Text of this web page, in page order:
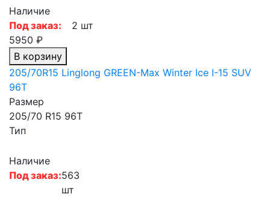
Наличие
Под заказ:
2 шт
5950 ₽
В корзину
205/70R15 Linglong GREEN-Max Winter Ice I-15 SUV
96T
Размер
205/70 R15 96T
Тип
Наличие
Под заказ:563
шт